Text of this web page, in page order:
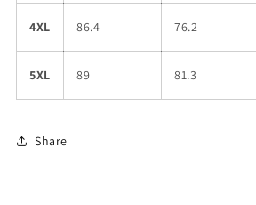
4XL 86.4 76.2
5XL 89 81.3
Share